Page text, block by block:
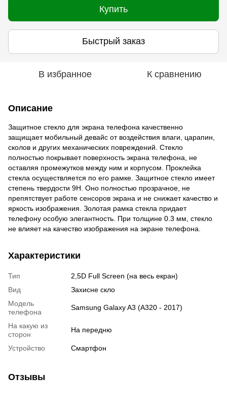
Купить
Быстрый заказ
В избранное К сравнению
Описание
Защитное стекло для экрана телефона качественно
защищает мобильный девайс от воздействия влаги, царапин,
сколов и других механических повреждений. Стекло
полностью покрывает поверхность экрана телефона, не
оставляя промежутков между ним и корпусом. Проклейка
стекла осуществляется по его рамке. Защитное стекло имеет
степень твердости 9Н. Оно полностью прозрачное, не
препятствует работе сенсоров экрана и не снижает качество и
яркость изображения. Золотая рамка стекла придает
телефону особую элегантность. При толщине 0.3 мм, стекло
не влияет на качество изображения на экране телефона.
Характеристики
Тип
2,5D Full Screen (на весь екран)
Вид
Захисне скло
Модель
телефона
Samsung Galaxy A3 (A320 - 2017)
На какую из
сторон
На передню
Устройство Смартфон
Отзывы